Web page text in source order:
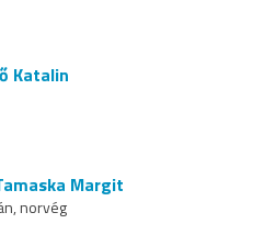
Katalin
Margit
norvég